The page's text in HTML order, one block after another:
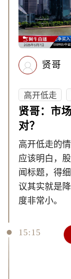
贤哥
高开低走
贤哥：市
对？
高开低走的
应该明白，
闻标题，得
议其实就是
度非常小。
15:15